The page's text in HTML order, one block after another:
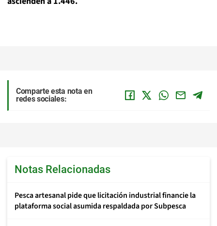
Comparte esta nota en
redes sociales:
Notas Relacionadas
Pesca artesanal pide que licitación industrial financie la
plataforma social asumida respaldada por Subpesca